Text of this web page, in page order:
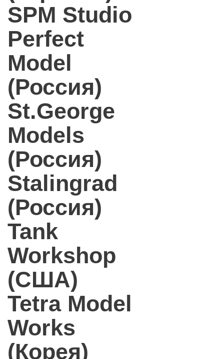
SPM Studio
Perfect
Model
(Россия)
St.George
Models
(Россия)
Stalingrad
(Россия)
Tank
Workshop
(США)
Tetra Model
Works
(Корея)